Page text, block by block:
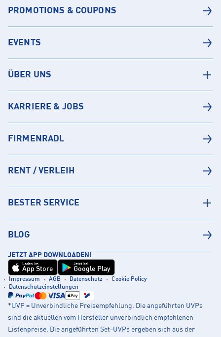
PROMOTIONS & COUPONS
EVENTS
ÜBER UNS
KARRIERE & JOBS
FIRMENRADL
RENT / VERLEIH
BESTER SERVICE
BLOG
JETZT APP DOWNLOADEN!
Laden im
App Store
Jetzt bei
Google Play
Impressum AGB Datenschutz
Cookie Policy
Datenschutzeinstellungen
*UVP = Unverbindliche Preisempfehlung. Die angeführten UVPs
sind die aktuellen vom Hersteller unverbindlich empfohlenen
Listenpreise. Die angeführten Set-UVPs ergeben sich aus der